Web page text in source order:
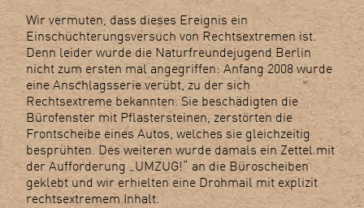
Wir vermuten, dass dieses Ereignis ein
Einschüchterungsversuch von Rechtsextremen ist.
Denn leider wurde die Naturfreundejugend Berlin
nicht zum ersten mal angegriffen: Anfang 2008 wurde
eine Anschlagsserie verübt, zu der sich
Rechtsextreme bekannten. Sie beschädigten die
Bürofenster mit Pflastersteinen, zerstörten die
Frontscheibe eines Autos, welches sie gleichzeitig
besprühten. Des weiteren wurde damals ein Zettel mit
der Aufforderung „UMZUG!“ an die Büroscheiben
geklebt und wir erhielten eine Drohmail mit explizit
rechtsextremem Inhalt.